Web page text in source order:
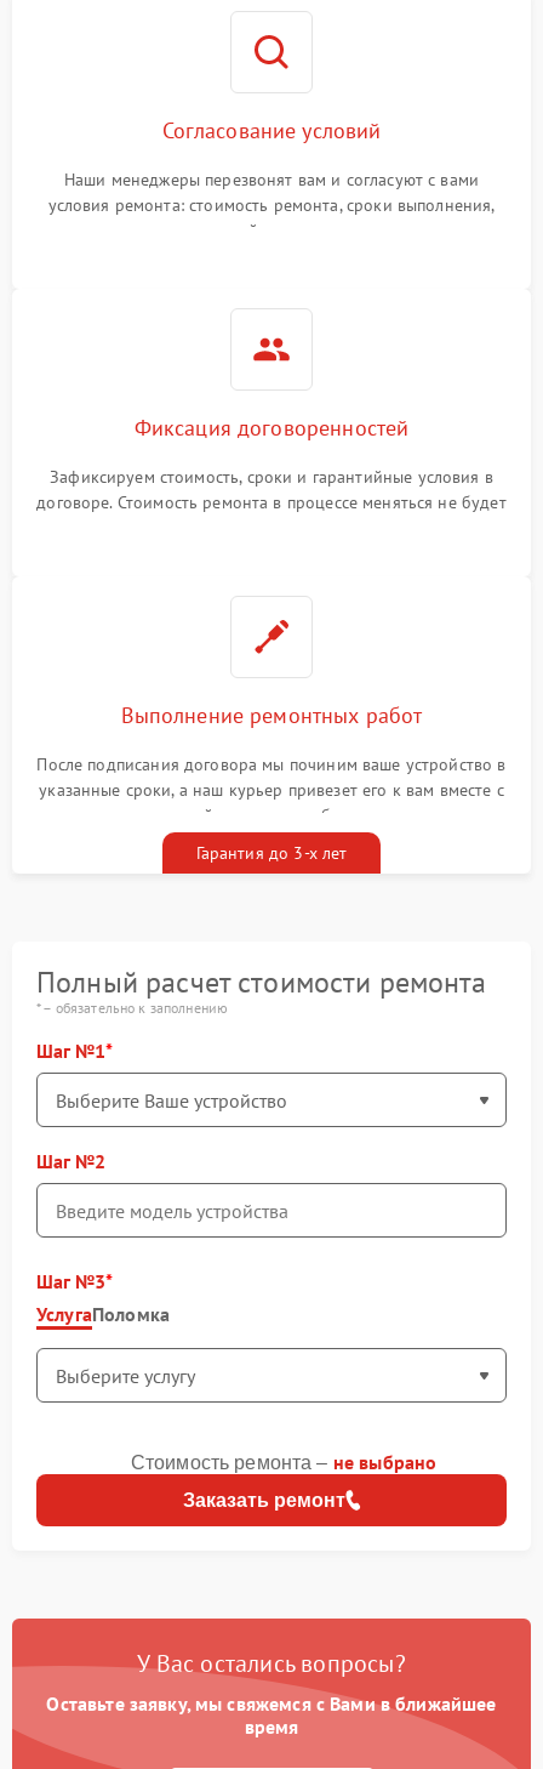
Согласование условий
Наши менеджеры перезвонят вам и согласуют с вами
условия ремонта: стоимость ремонта, сроки выполнения,
гарантийные условия
Фиксация договоренностей
Зафиксируем стоимость, сроки и гарантийные условия в
договоре. Стоимость ремонта в процессе меняться не будет
Выполнение ремонтных работ
После подписания договора мы починим ваше устройство в
указанные сроки, а наш курьер привезет его к вам вместе с
гарантийным талоном бесплатно
Гарантия до 3-х лет
Полный расчет стоимости ремонта
* – обязательно к заполнению
Шаг №1
Шаг №2
Шаг №3
УслугаПоломка
Заказать ремонт
Стоимость ремонта – не выбрано
У Вас остались вопросы?
Оставьте заявку, мы свяжемся с Вами в ближайшее
время